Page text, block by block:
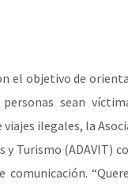
el objetivo de
sean
viajes ilegales, la
y Turismo (ADAVIT)
comunicación.